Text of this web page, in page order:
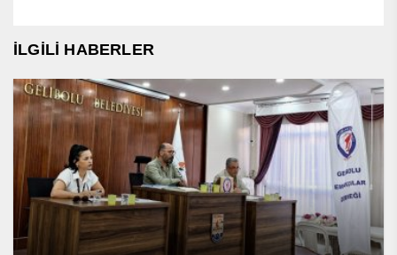
İLGİLİ HABERLER